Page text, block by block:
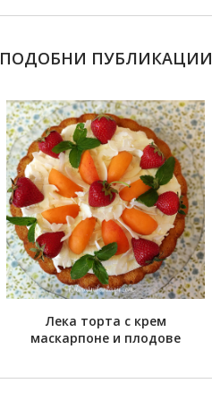
ПОДОБНИ ПУБЛИКАЦИИ
Лека торта с крем
маскарпоне и плодове